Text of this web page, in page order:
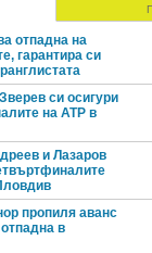
отпадна на
гарантира си
си осигури
на ATP в
и Лазаров
пропиля аванс
в